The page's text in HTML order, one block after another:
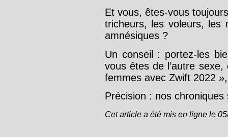
Et vous, êtes-vous
tricheurs, les voleurs, les
amnésiques ?
Un conseil : portez-les
vous êtes de l’autre
femmes avec Zwift 2022
Précision : nos
Cet article a été mis en ligne le